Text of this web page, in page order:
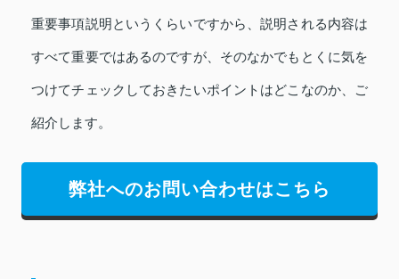
重要事項説明というくらいですから、説明される内容は
すべて重要ではあるのですが、そのなかでもとくに気を
つけてチェックしておきたいポイントはどこなのか、ご
紹介します。
弊社へのお問い合わせはこちら